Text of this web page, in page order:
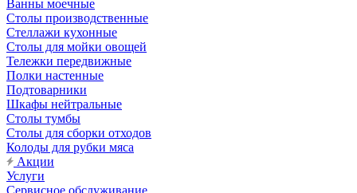
Ванны моечные
Столы производственные
Стеллажи кухонные
Столы для мойки овощей
Тележки передвижные
Полки настенные
Подтоварники
Шкафы нейтральные
Столы тумбы
Столы для сборки отходов
Колоды для рубки мяса
Акции
Услуги
Сервисное обслуживание